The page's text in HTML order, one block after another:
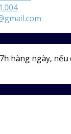
hàng ngày,